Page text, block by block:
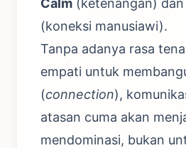
Calm (ketenangan) dan
(koneksi manusiawi).
Tanpa adanya rasa
empati untuk
(connection),
atasan cuma akan
mendominasi, bukan